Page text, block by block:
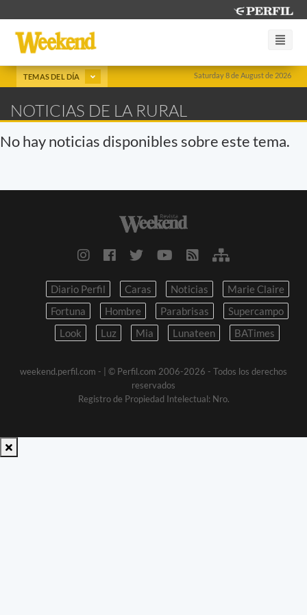
Saturday 8 de August de 2026
TEMAS DEL DÍA
NOTICIAS DE LA RURAL
No hay noticias disponibles sobre este tema.
Diario Perfil Caras Noticias
Marie Claire
Fortuna
Hombre Parabrisas
Supercampo
Look
Luz Mia Lunateen BATimes
weekend.perfil.com -
| © Perfil.com 2006-2026 - Todos los derechos
reservados
Registro de Propiedad Intelectual: Nro.